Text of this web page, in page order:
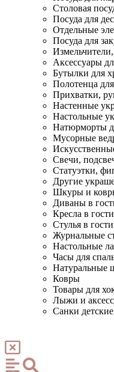
Столовая
Посуда для
Отдельные
Посуда для
Аксессуары
Бутылки для
Полотенца
Прихватки,
Настенные
Настольные
Натюрморты
Мусорные
Свечи,
Статуэтки,
Другие
Шкуры и
Диваны в
Кресла в
Стулья в
Журнальные
Настольные
Часы для
Натуральные
Ковры
Товары для
Лыжи и
Санки детские